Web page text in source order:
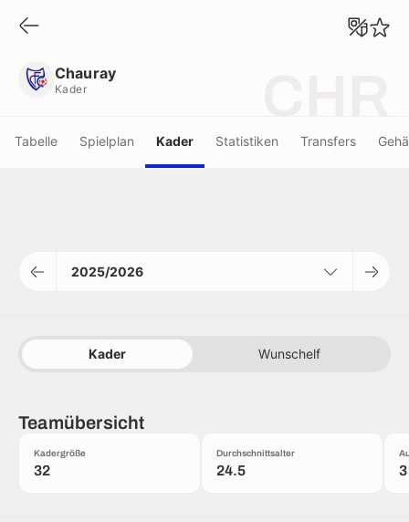
Chauray
Kader
Tabelle Spielplan Kader Statistiken Transfers
2025/2026
Kader Wunschelf
Teamübersicht
Kadergröße
32
Durchschnittsalter
24.5